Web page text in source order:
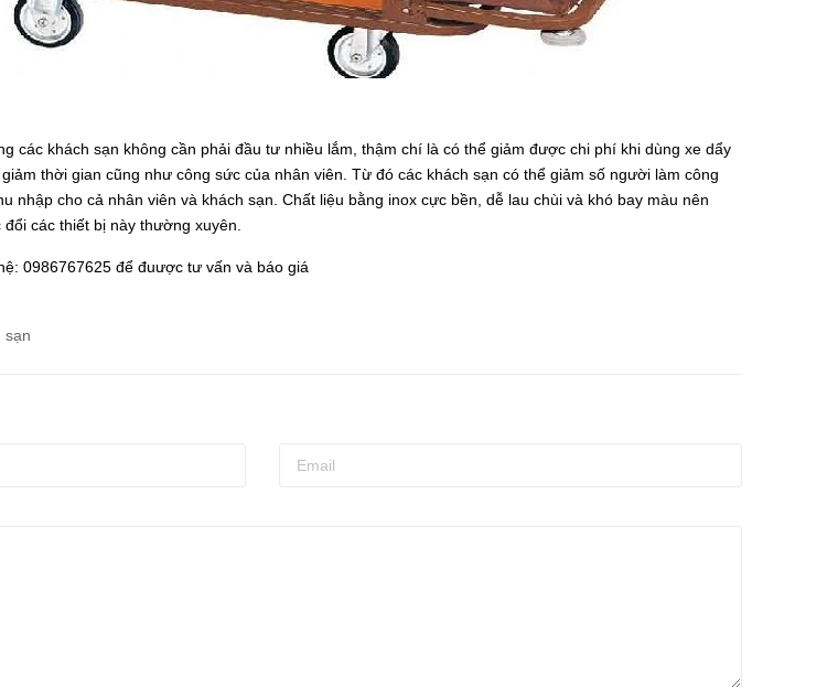
các khách sạn không cần phải đầu tư nhiều lắm, thậm chí là có thể giảm được chi phí khi dùng xe dẩy
thời gian cũng như công sức của nhân viên. Từ đó các khách sạn có thể giảm số người làm công
nhập cho cả nhân viên và khách sạn. Chất liệu bằng inox cực bền, dễ lau chùi và khó bay màu nên
các thiết bị này thường xuyên.
0986767625 để đuược tư vấn và báo giá
sạn